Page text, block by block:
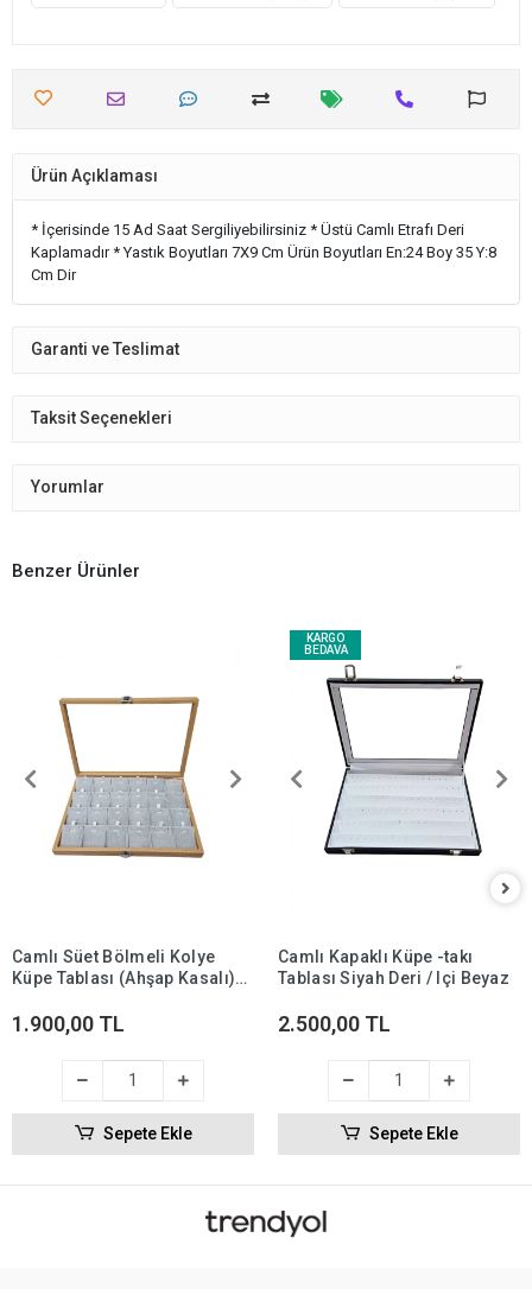
Ürün Açıklaması
* İçerisinde 15 Ad Saat Sergiliyebilirsiniz * Üstü Camlı Etrafı Deri
Kaplamadır * Yastık Boyutları 7X9 Cm Ürün Boyutları En:24 Boy 35 Y:8
Cm Dir
Garanti ve Teslimat
Taksit Seçenekleri
Yorumlar
Benzer Ürünler
Camlı Süet Bölmeli Kolye
Küpe Tablası (Ahşap Kasalı)
1.900,00 TL
Sepete Ekle
KARGO
BEDAVA
Camlı Kapaklı Küpe -takı
Tablası Siyah Deri / Içi Beyaz
2.500,00 TL
Sepete Ekle